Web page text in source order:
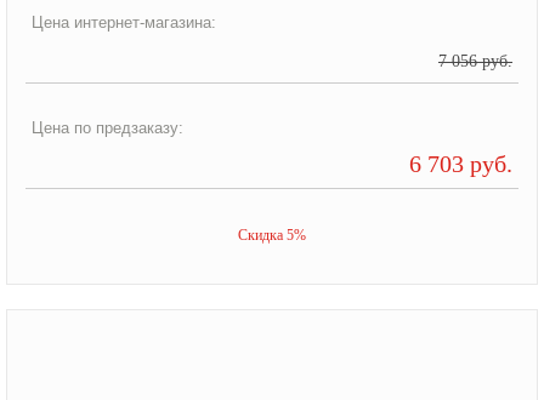
Цена интернет-магазина:
7 056 руб.
Цена по предзаказу:
6 703 руб.
Скидка 5%